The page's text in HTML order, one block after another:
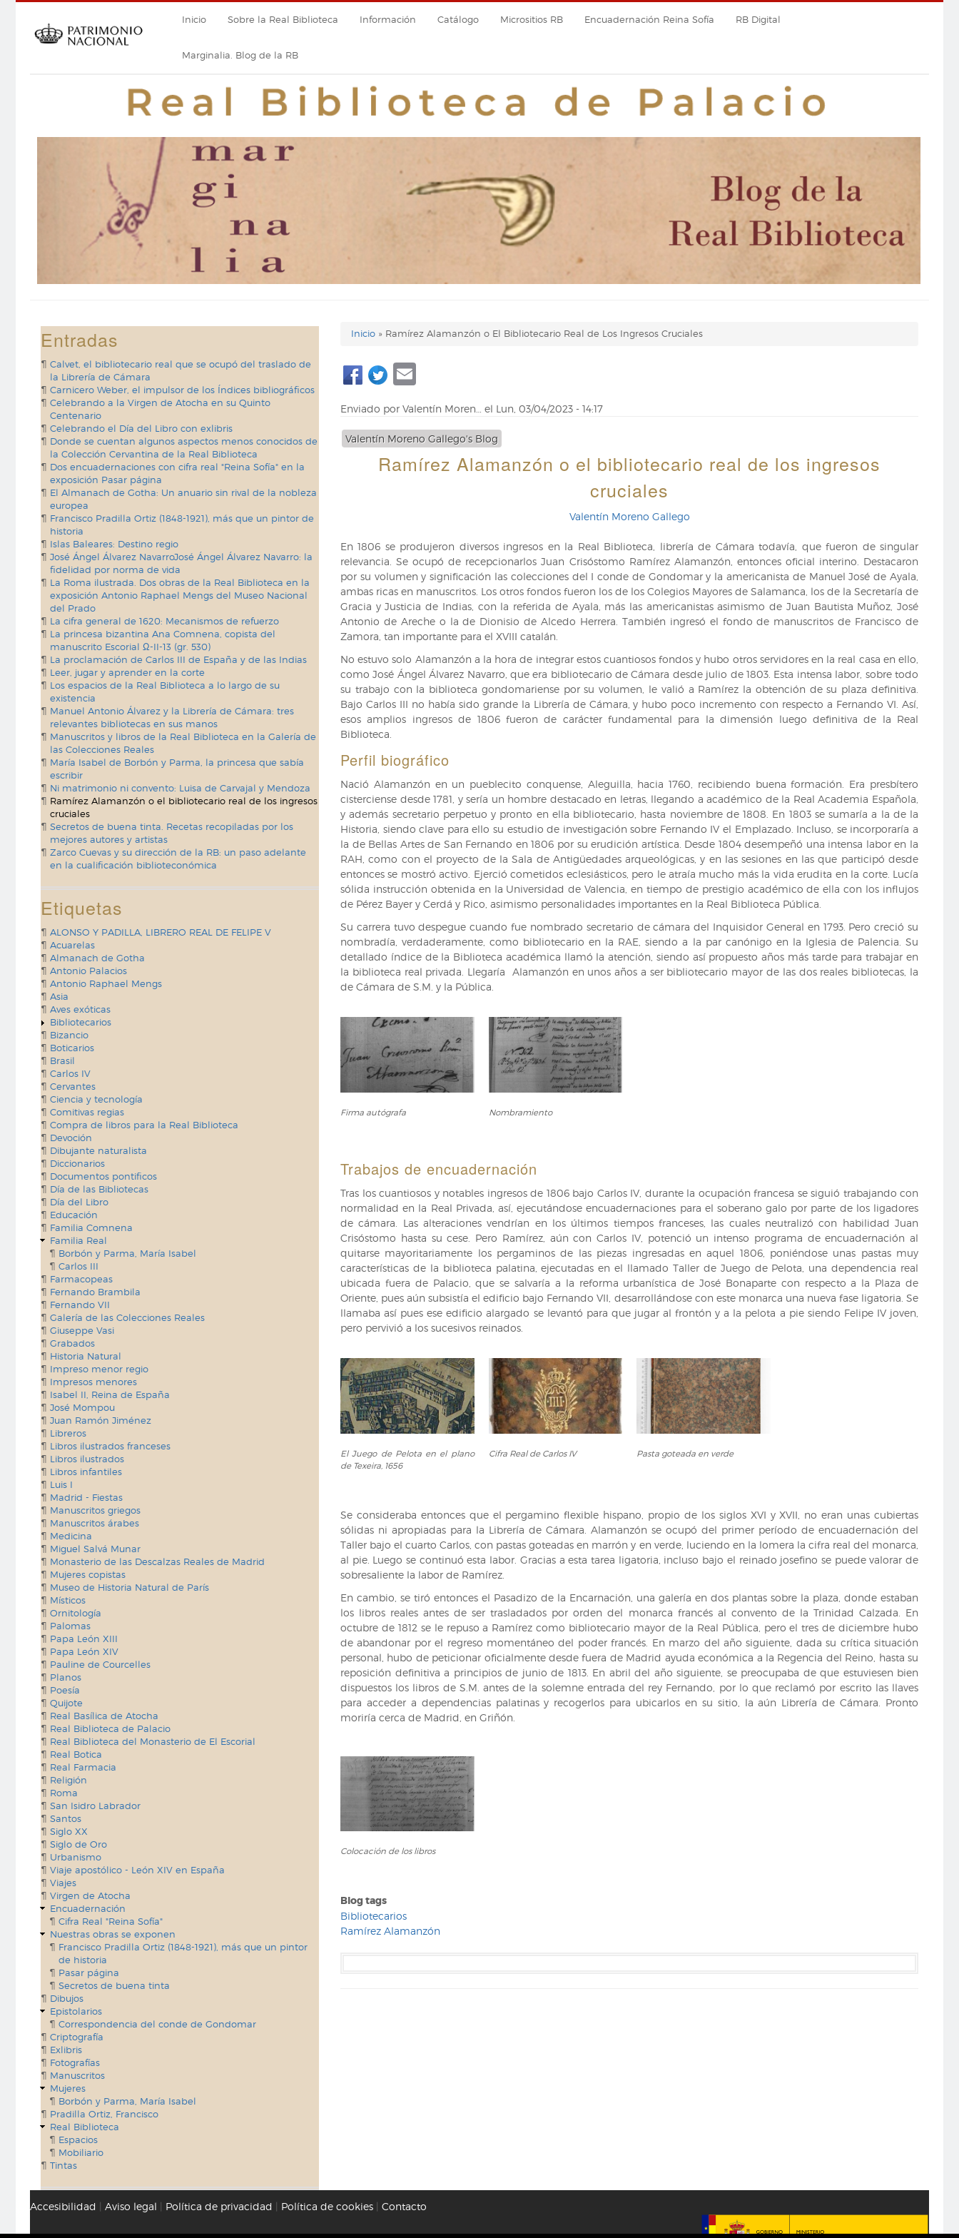
contenido
Navegación
principal
Inicio Sobre la Real Biblioteca Información Catálogo Micrositios RB Encuadernación Reina Sofía RB Digital
Marginalia. Blog de la RB
Entradas
Calvet, el bibliotecario real que se ocupó del traslado de
la Librería de Cámara
Carnicero Weber, el impulsor de los Índices bibliográficos
Celebrando a la Virgen de Atocha en su Quinto
Centenario
Celebrando el Día del Libro con exlibris
Donde se cuentan algunos aspectos menos conocidos de
la Colección Cervantina de la Real Biblioteca
Dos encuadernaciones con cifra real "Reina Sofía" en la
exposición Pasar página
El Almanach de Gotha: Un anuario sin rival de la nobleza
europea
Francisco Pradilla Ortiz (1848-1921), más que un pintor de
historia
Islas Baleares: Destino regio
José Ángel Álvarez NavarroJosé Ángel Álvarez Navarro: la
fidelidad por norma de vida
La Roma ilustrada. Dos obras de la Real Biblioteca en la
exposición Antonio Raphael Mengs del Museo Nacional
del Prado
La cifra general de 1620: Mecanismos de refuerzo
La princesa bizantina Ana Comnena, copista del
manuscrito Escorial Ω-II-13 (gr. 530)
La proclamación de Carlos III de España y de las Indias
Leer, jugar y aprender en la corte
Los espacios de la Real Biblioteca a lo largo de su
existencia
Manuel Antonio Álvarez y la Librería de Cámara: tres
relevantes bibliotecas en sus manos
Manuscritos y libros de la Real Biblioteca en la Galería de
las Colecciones Reales
María Isabel de Borbón y Parma, la princesa que sabía
escribir
Ni matrimonio ni convento: Luisa de Carvajal y Mendoza
Ramírez Alamanzón o el bibliotecario real de los ingresos
cruciales
Secretos de buena tinta. Recetas recopiladas por los
mejores autores y artistas
Zarco Cuevas y su dirección de la RB: un paso adelante
en la cualificación biblioteconómica
Etiquetas
ALONSO Y PADILLA, LIBRERO REAL DE FELIPE V
Acuarelas
Almanach de Gotha
Antonio Palacios
Antonio Raphael Mengs
Asia
Aves exóticas
Bibliotecarios
Bizancio
Boticarios
Brasil
Carlos IV
Cervantes
Ciencia y tecnología
Comitivas regias
Compra de libros para la Real Biblioteca
Devoción
Dibujante naturalista
Diccionarios
Documentos pontificos
Día de las Bibliotecas
Día del Libro
Educación
Familia Comnena
Familia Real
Borbón y Parma, María Isabel
Carlos III
Farmacopeas
Fernando Brambila
Fernando VII
Galería de las Colecciones Reales
Giuseppe Vasi
Grabados
Historia Natural
Impreso menor regio
Impresos menores
Isabel II, Reina de España
José Mompou
Juan Ramón Jiménez
Libreros
Libros ilustrados franceses
Libros ilustrados
Libros infantiles
Luis I
Madrid - Fiestas
Manuscritos griegos
Manuscritos árabes
Medicina
Miguel Salvá Munar
Monasterio de las Descalzas Reales de Madrid
Mujeres copistas
Museo de Historia Natural de París
Místicos
Ornitología
Palomas
Papa León XIII
Papa León XIV
Pauline de Courcelles
Planos
Poesía
Quijote
Real Basílica de Atocha
Real Biblioteca de Palacio
Real Biblioteca del Monasterio de El Escorial
Real Botica
Real Farmacia
Religión
Roma
San Isidro Labrador
Santos
Siglo XX
Siglo de Oro
Urbanismo
Viaje apostólico - León XIV en España
Viajes
Virgen de Atocha
Encuadernación
Cifra Real "Reina Sofía"
Nuestras obras se exponen
Francisco Pradilla Ortiz (1848-1921), más que un pintor
de historia
Pasar página
Secretos de buena tinta
Dibujos
Epistolarios
Correspondencia del conde de Gondomar
Criptografía
Exlibris
Fotografías
Manuscritos
Mujeres
Borbón y Parma, María Isabel
Pradilla Ortiz, Francisco
Real Biblioteca
Espacios
Mobiliario
Tintas
Enlaces
de
de
navegación
Inicio Ramírez Alamanzón o El Bibliotecario Real de Los Ingresos Cruciales
Enviado por Valentín Moren… el Lun, 03/04/2023 - 14:17
Valentín Moreno Gallego's Blog
Ramírez Alamanzón o el bibliotecario real de los ingresos
cruciales
Valentín Moreno Gallego
En 1806 se produjeron diversos ingresos en la Real Biblioteca, librería de Cámara todavía, que fueron de singular
relevancia. Se ocupó de recepcionarlos Juan Crisóstomo Ramírez Alamanzón, entonces oficial interino. Destacaron
por su volumen y significación las colecciones del I conde de Gondomar y la americanista de Manuel José de Ayala,
ambas ricas en manuscritos. Los otros fondos fueron los de los Colegios Mayores de Salamanca, los de la Secretaría de
Gracia y Justicia de Indias, con la referida de Ayala, más las americanistas asimismo de Juan Bautista Muñoz, José
Antonio de Areche o la de Dionisio de Alcedo Herrera. También ingresó el fondo de manuscritos de Francisco de
Zamora, tan importante para el XVIII catalán.
No estuvo solo Alamanzón a la hora de integrar estos cuantiosos fondos y hubo otros servidores en la real casa en ello,
como José Ángel Álvarez Navarro, que era bibliotecario de Cámara desde julio de 1803. Esta intensa labor, sobre todo
su trabajo con la biblioteca gondomariense por su volumen, le valió a Ramírez la obtención de su plaza definitiva.
Bajo Carlos III no había sido grande la Librería de Cámara, y hubo poco incremento con respecto a Fernando VI. Así,
esos amplios ingresos de 1806 fueron de carácter fundamental para la dimensión luego definitiva de la Real
Biblioteca.
Perfil biográfico
Nació Alamanzón en un pueblecito conquense, Aleguilla, hacia 1760, recibiendo buena formación. Era presbítero
cisterciense desde 1781, y sería un hombre destacado en letras, llegando a académico de la Real Academia Española,
y además secretario perpetuo y pronto en ella bibliotecario, hasta noviembre de 1808. En 1803 se sumaría a la de la
Historia, siendo clave para ello su estudio de investigación sobre Fernando IV el Emplazado. Incluso, se incorporaría a
la de Bellas Artes de San Fernando en 1806 por su erudición artística. Desde 1804 desempeñó una intensa labor en la
RAH, como con el proyecto de la Sala de Antigüedades arqueológicas, y en las sesiones en las que participó desde
entonces se mostró activo. Ejerció cometidos eclesiásticos, pero le atraía mucho más la vida erudita en la corte. Lucía
sólida instrucción obtenida en la Universidad de Valencia, en tiempo de prestigio académico de ella con los influjos
de Pérez Bayer y Cerdá y Rico, asimismo personalidades importantes en la Real Biblioteca Pública.
Su carrera tuvo despegue cuando fue nombrado secretario de cámara del Inquisidor General en 1793. Pero creció su
nombradía, verdaderamente, como bibliotecario en la RAE, siendo a la par canónigo en la Iglesia de Palencia. Su
detallado índice de la Biblioteca académica llamó la atención, siendo así propuesto años más tarde para trabajar en
la biblioteca real privada. Llegaría Alamanzón en unos años a ser bibliotecario mayor de las dos reales bibliotecas, la
de Cámara de S.M. y la Pública.
autógrafa
Firma autógrafa Nombramiento
Trabajos de encuadernación
Tras los cuantiosos y notables ingresos de 1806 bajo Carlos IV, durante la ocupación francesa se siguió trabajando con
normalidad en la Real Privada, así, ejecutándose encuadernaciones para el soberano galo por parte de los ligadores
de cámara. Las alteraciones vendrían en los últimos tiempos franceses, las cuales neutralizó con habilidad Juan
Crisóstomo hasta su cese. Pero Ramírez, aún con Carlos IV, potenció un intenso programa de encuadernación al
quitarse mayoritariamente los pergaminos de las piezas ingresadas en aquel 1806, poniéndose unas pastas muy
características de la biblioteca palatina, ejecutadas en el llamado Taller de Juego de Pelota, una dependencia real
ubicada fuera de Palacio, que se salvaría a la reforma urbanística de José Bonaparte con respecto a la Plaza de
Oriente, pues aún subsistía el edificio bajo Fernando VII, desarrollándose con este monarca una nueva fase ligatoria. Se
llamaba así pues ese edificio alargado se levantó para que jugar al frontón y a la pelota a pie siendo Felipe IV joven,
pero pervivió a los sucesivos reinados.
Juego
de
el
plano
de
Texeira,
1656
El Juego de Pelota en el plano
de Texeira, 1656
Real
Cifra Real de Carlos IV
goteada
Pasta goteada en verde
Se consideraba entonces que el pergamino flexible hispano, propio de los siglos XVI y XVII, no eran unas cubiertas
sólidas ni apropiadas para la Librería de Cámara. Alamanzón se ocupó del primer período de encuadernación del
Taller bajo el cuarto Carlos, con pastas goteadas en marrón y en verde, luciendo en la lomera la cifra real del monarca,
al pie. Luego se continuó esta labor. Gracias a esta tarea ligatoria, incluso bajo el reinado josefino se puede valorar de
sobresaliente la labor de Ramírez.
En cambio, se tiró entonces el Pasadizo de la Encarnación, una galería en dos plantas sobre la plaza, donde estaban
los libros reales antes de ser trasladados por orden del monarca francés al convento de la Trinidad Calzada. En
octubre de 1812 se le repuso a Ramírez como bibliotecario mayor de la Real Pública, pero el tres de diciembre hubo
de abandonar por el regreso momentáneo del poder francés. En marzo del año siguiente, dada su crítica situación
personal, hubo de peticionar oficialmente desde fuera de Madrid ayuda económica a la Regencia del Reino, hasta su
reposición definitiva a principios de junio de 1813. En abril del año siguiente, se preocupaba de que estuviesen bien
dispuestos los libros de S.M. antes de la solemne entrada del rey Fernando, por lo que reclamó por escrito las llaves
para acceder a dependencias palatinas y recogerlos para ubicarlos en su sitio, la aún Librería de Cámara. Pronto
moriría cerca de Madrid, en Griñón.
de
Colocación de los libros
Blog tags
Bibliotecarios
Ramírez Alamanzón
Accesibilidad Aviso legal Política de privacidad Política de cookies Contacto